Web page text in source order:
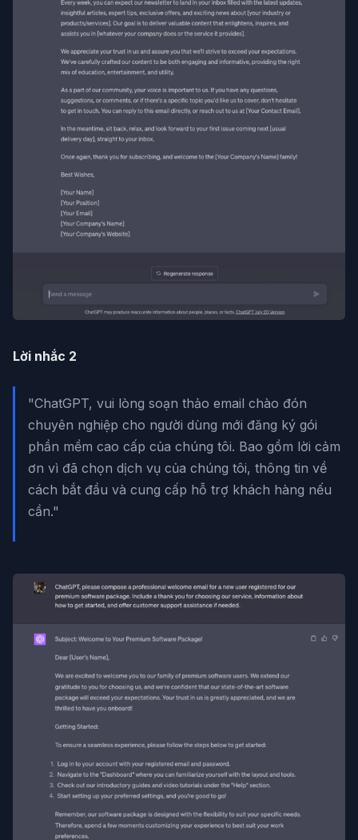
Lời nhắc 2
"ChatGPT, vui lòng soạn thảo email chào đón
chuyên nghiệp cho người dùng mới đăng ký gói
phần mềm cao cấp của chúng tôi. Bao gồm lời cảm
ơn vì đã chọn dịch vụ của chúng tôi, thông tin về
cách bắt đầu và cung cấp hỗ trợ khách hàng nếu
cần."